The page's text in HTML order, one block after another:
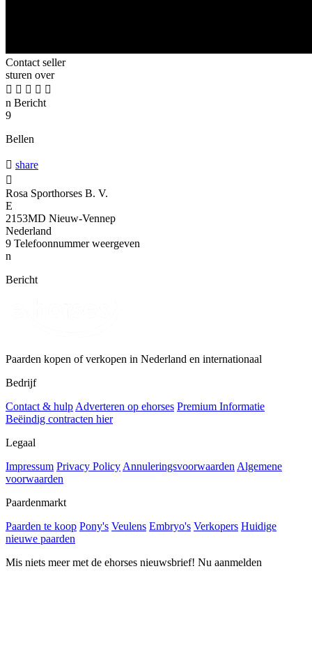
Contact seller
sturen over
    
n Bericht
9
Bellen
 share

Rosa Sporthorses B. V.
E
2153MD Nieuw-Vennep
Nederland
9 Telefoonnummer weergeven
n
Bericht
Paarden kopen of verkopen in Nederland en internationaal
Bedrijf
Contact & hulp Adverteren op ehorses Premium Informatie
Beëindig contracten hier
Legaal
Impressum Privacy Policy Annuleringsvoorwaarden Algemene
voorwaarden
Paardenmarkt
Paarden te koop Pony's Veulens Embryo's Verkopers Huidige
nieuwe paarden
Mis niets meer met de ehorses nieuwsbrief! Nu aanmelden